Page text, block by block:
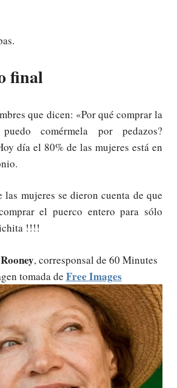
final
que dicen: «Por qué comprar la
comérmela por pedazos?
día el 80% de las mujeres está en
las mujeres se dieron cuenta de que
el puerco entero para sólo
!!!!
, corresponsal de 60 Minutes
tomada de Free Images